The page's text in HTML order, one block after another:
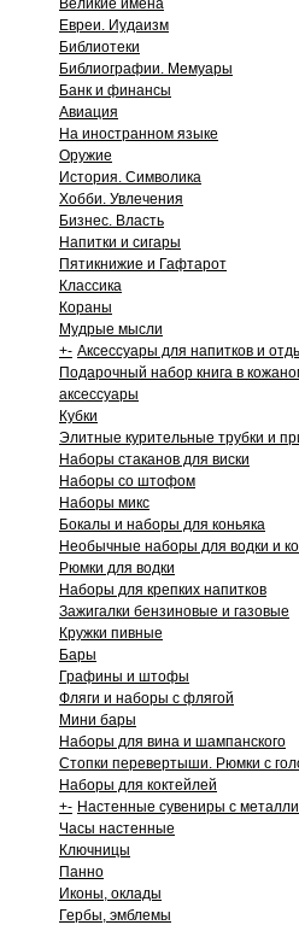
Великие имена
Евреи. Иудаизм
Библиотеки
Библиографии. Мемуары
Банк и финансы
Авиация
На иностранном языке
Оружие
История. Символика
Хобби. Увлечения
Бизнес. Власть
Напитки и сигары
Пятикнижие и Гафтарот
Классика
Кораны
Мудрые мысли
+- Аксессуары для напитков и
Подарочный набор книга в
аксессуары
Кубки
Элитные курительные трубки и
Наборы стаканов для виски
Наборы со штофом
Наборы микс
Бокалы и наборы для коньяка
Необычные наборы для водки и
Рюмки для водки
Наборы для крепких напитков
Зажигалки бензиновые и газовые
Кружки пивные
Бары
Графины и штофы
Фляги и наборы с флягой
Мини бары
Наборы для вина и шампанского
Стопки перевертыши. Рюмки с
Наборы для коктейлей
+- Настенные сувениры с
Часы настенные
Ключницы
Панно
Иконы, оклады
Гербы, эмблемы